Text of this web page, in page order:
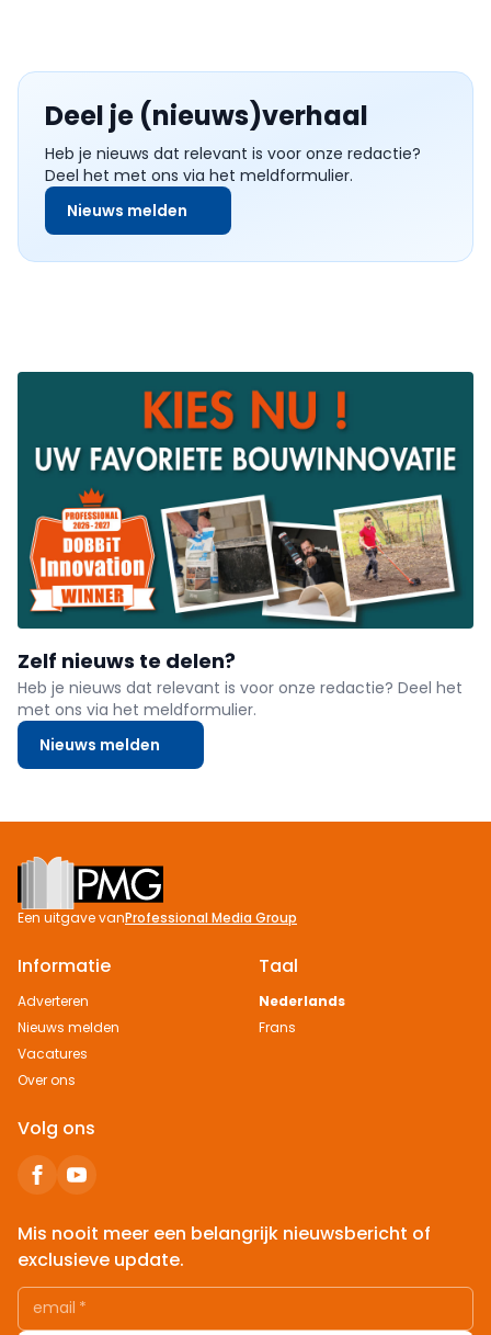
Deel je (nieuws)verhaal
Heb je nieuws dat relevant is voor onze redactie?
Deel het met ons via het meldformulier.
Nieuws melden
Zelf nieuws te delen?
Heb je nieuws dat relevant is voor onze redactie? Deel het
met ons via het meldformulier.
Nieuws melden
Footer
Een uitgave vanProfessional Media Group
Informatie
Adverteren
Nieuws melden
Vacatures
Over ons
Taal
Nederlands
Frans
Volg ons
Mis nooit meer een belangrijk nieuwsbericht of
exclusieve update.
email *